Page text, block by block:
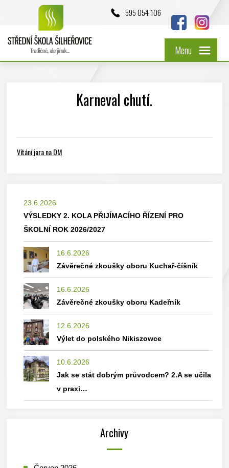
595 054 106
Menu
Karneval chutí.
Vítání jara na DM
23.6.2026
VÝSLEDKY 2. KOLA PŘIJÍMACÍHO ŘÍZENÍ PRO
ŠKOLNÍ ROK 2026/2027
16.6.2026
Závěrečné zkoušky oboru Kuchař-číšník
16.6.2026
Závěrečné zkoušky oboru Kadeřník
12.6.2026
Výlet do polského Nikiszowce
10.6.2026
Jak se stát dobrým průvodcem? 2.A se učila
v praxi…
Archivy